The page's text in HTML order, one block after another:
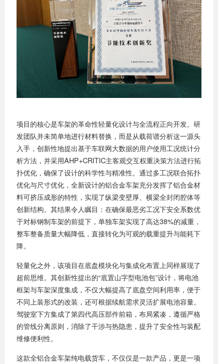
项目的核心是车架的革命性轻量化设计与全流程正向开发。研
发团队并未简单地进行材料替换，而是从载荷谱分析这一源头
入手，创新性地提出基于车联网大数据的用户使用工况统计分
析方法，并采用AHP+CRITIC主客观交互权重决策方法进行拓
扑优化，确保了设计的科学性与精准性。通过多工况联合拓扑
优化与尺寸优化，全新设计的铝合金车架充分发挥了铝合金材
料可挤压成形的特性，实现了纵梁变壁厚、横梁全封闭腔体等
创新结构。其结果令人瞩目：在确保最恶劣工况下安全系数优
于对标钢制车架的前提下，单独车架实现了高达38%的减重，
整车整备质量大幅降低，直接转化为可观的载重提升与能耗下
降。
轻量化之外，该项目在底盘模块化与集成化布置上同样展现了
超前思维。其创新性提出的“底置山字型电池包”设计，将电池
框架与车架深度集成，不仅大幅提高了底盘空间利用率，便于
不同上装形式的改装，还可根据续航需求灵活扩展电池容量。
驾驶室下方集成了第四代高压部件前箱，布局紧凑，遵循严格
的管线分离原则，消除了干涉与热隐患，提升了安全性与装配
维修便利性。
这款全铝合金车架纯电载货车，不仅仅是一款产品，更是一项